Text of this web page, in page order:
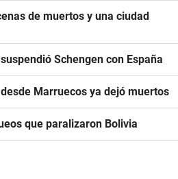
de muertos y una ciudad
Schengen con España
Marruecos ya dejó muertos
que paralizaron Bolivia